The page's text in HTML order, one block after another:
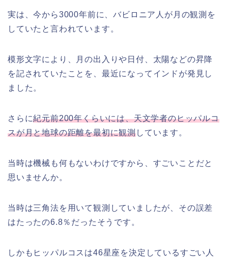
実は、今から3000年前に、バビロニア人が月の観測を
していたと言われています。
模形文字により、月の出入りや日付、太陽などの昇降
を記されていたことを、最近になってインドが発見し
ました。
さらに紀元前200年くらいには、天文学者のヒッパルコ
スが月と地球の距離を最初に観測しています。
当時は機械も何もないわけですから、すごいことだと
思いませんか。
当時は三角法を用いて観測していましたが、その誤差
はたったの6.8％だったそうです。
しかもヒッパルコスは46星座を決定しているすごい人